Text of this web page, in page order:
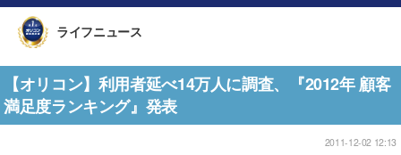
ライフニュース
【オリコン】利用者延べ14万人に調査、『2012年 顧客
満足度ランキング』発表
2011-12-02 12:13